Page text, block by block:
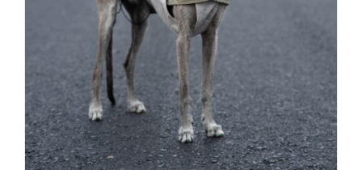
gewählt
werden